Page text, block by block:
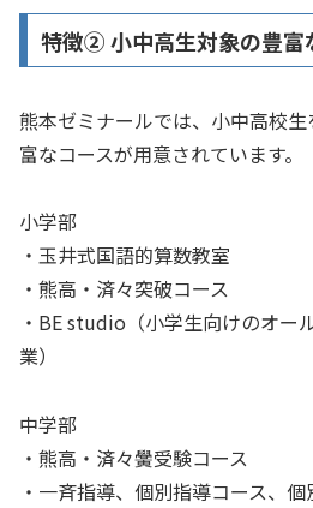
特徴② 小中高生対象の豊富
熊本ゼミナールでは、小中高校
富なコースが用意されています。
小学部
・玉井式国語的算数教室
・熊高・済々突破コース
・BE studio（小学生向けのオー
業）
中学部
・熊高・済々黌受験コース
・一斉指導、個別指導コース、